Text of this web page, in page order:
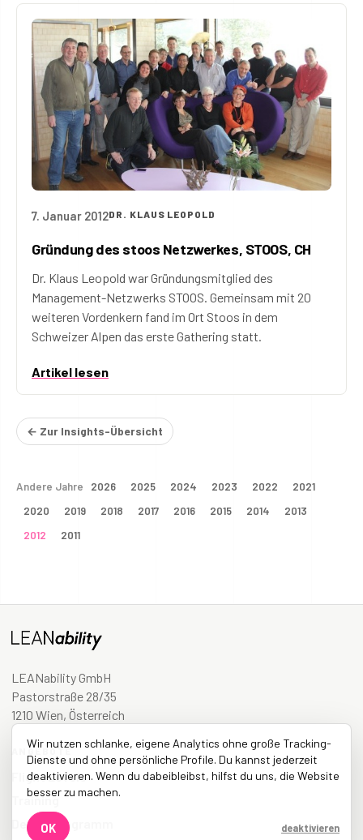
7. Januar 2012DR. KLAUS LEOPOLD
Gründung des stoos Netzwerkes, STOOS, CH
Dr. Klaus Leopold war Gründungsmitglied des
Management-Netzwerks STOOS. Gemeinsam mit 20
weiteren Vordenkern fand im Ort Stoos in dem
Schweizer Alpen das erste Gathering statt.
Artikel lesen
← Zur Insights-Übersicht
Andere Jahre 2026 2025 2024 2023 2022
2021
2020
2019 2018 2017 2016 2015 2014
2013
2012
2011
LEANability GmbH
Pastorstraße 28/35
1210 Wien, Österreich
ANGEBOTE
Flight Levels
Training
Designprogramm
Wir nutzen schlanke, eigene Analytics ohne große Tracking-
Dienste und ohne persönliche Profile. Du kannst jederzeit
deaktivieren. Wenn du dabeibleibst, hilfst du uns, die Website
besser zu machen.
OK deaktivieren